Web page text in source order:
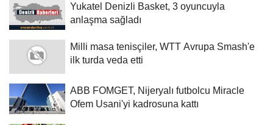
Yukatel Denizli Basket, 3 oyuncuyla
anlaşma sağladı
Milli masa tenisçiler, WTT Avrupa Smash'e
ilk turda veda etti
ABB FOMGET, Nijeryalı futbolcu Miracle
Ofem Usani'yi kadrosuna kattı